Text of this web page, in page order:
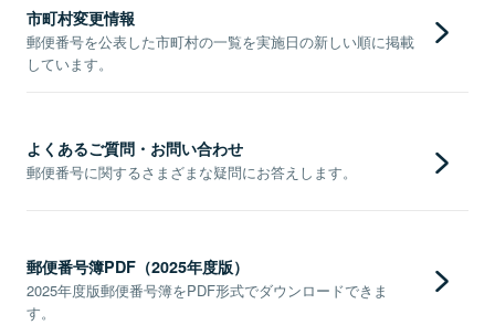
市町村変更情報
郵便番号を公表した市町村の一覧を実施日の新しい順に掲載
しています。
よくあるご質問・お問い合わせ
郵便番号に関するさまざまな疑問にお答えします。
郵便番号簿PDF（2025年度版）
2025年度版郵便番号簿をPDF形式でダウンロードできま
す。